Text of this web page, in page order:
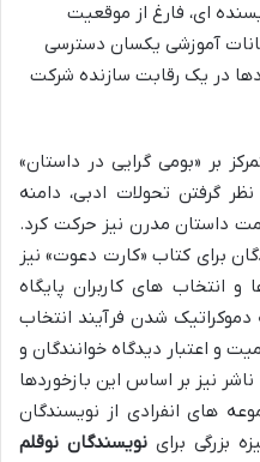
ای، فارغ از موقعیت
آموزشی یکسان دسترسی
در یک رقابت سازنده شرکت
بر «بومی گرایی در داستان»
گرفتن تحولات ادبی، دامنه
داستان مدرن نیز حرکت کرد.
برای کتاب «کارت دعوت» نیز
و انتخاب های کاربران پایگاه
شدن فرآیند انتخاب
و اعتبار دیدگاه خوانندگان و
نیز بر اساس این بازخوردها
های انفرادی از نویسندگان
بزرگی برای نویسندگان نوقلم